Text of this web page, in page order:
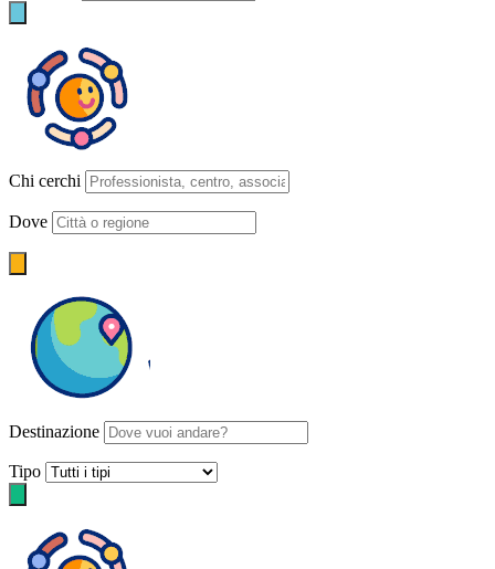
Chi cerchi
Dove
Destinazione
Tipo